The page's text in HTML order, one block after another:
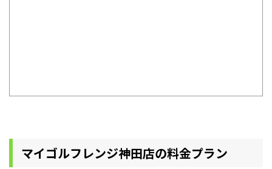
マイゴルフレンジ神田店の料金プラン